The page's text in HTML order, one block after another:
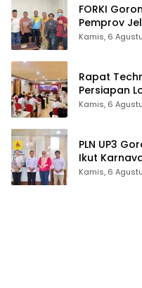
FORKI
Pemprov
Gubernur
Kamis, 6
Rapat
Persiapan
Tingkat
Kamis, 6
PLN UP3
Ikut
Listrik
Kamis, 6